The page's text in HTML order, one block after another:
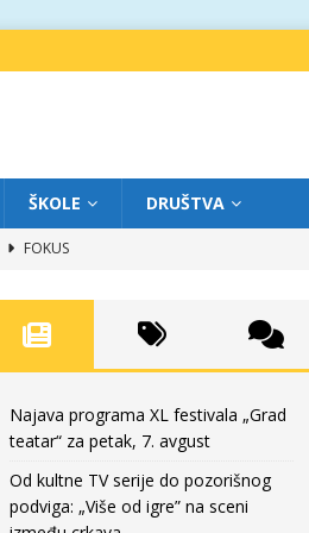
ŠKOLE DRUŠTVA
FOKUS
teatra
FOKUS
Najava programa XL festivala „Grad
teatar“ za petak, 7. avgust
Od kultne TV serije do pozorišnog
podviga: „Više od igre” na sceni